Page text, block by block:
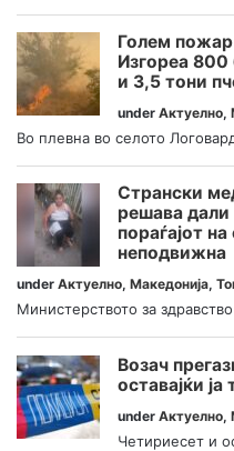
Голем пожар
Изгореа
и 3,5 тони
under Актуелно,
Во плевна во селото
Странски
решава дали
пораѓајот
неподвижна
under Актуелно, Македонија,
Министерството за
Возач
оставајќи
under Актуелно,
Четириесет и